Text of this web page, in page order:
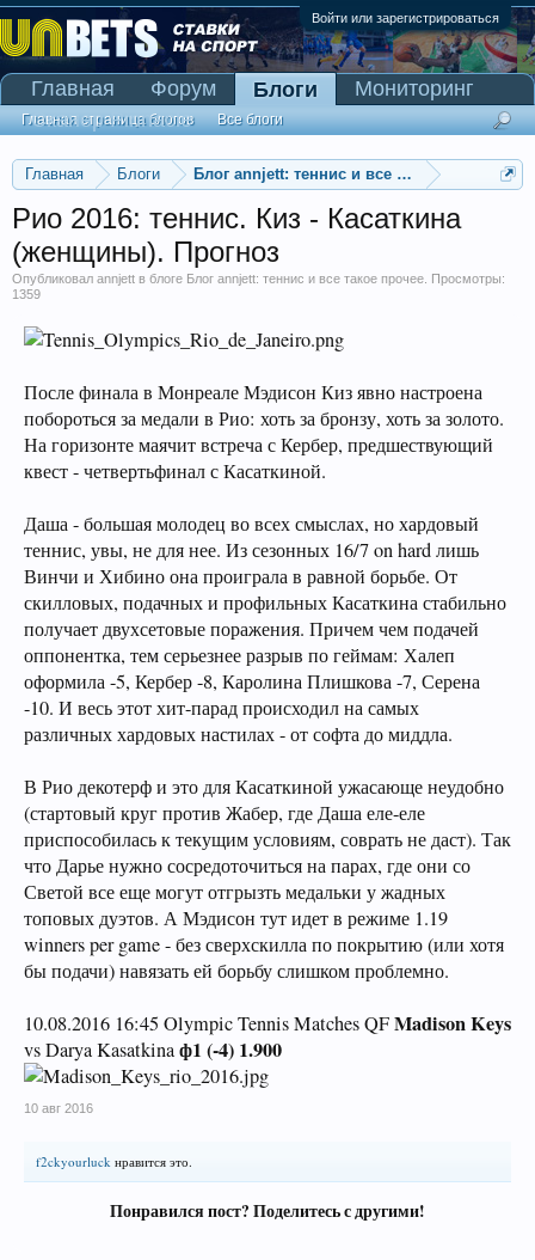
Войти или зарегистрироваться
Главная Блоги Блог annjett: теннис и все такое прочее
Рио 2016: теннис. Киз - Касаткина
(женщины). Прогноз
Опубликовал annjett в блоге Блог annjett: теннис и все такое прочее . Просмотры:
1359
После финала в Монреале Мэдисон Киз явно настроена
побороться за медали в Рио: хоть за бронзу, хоть за золото.
На горизонте маячит встреча с Кербер, предшествующий
квест - четвертьфинал с Касаткиной.
Даша - большая молодец во всех смыслах, но хардовый
теннис, увы, не для нее. Из сезонных 16/7 on hard лишь
Винчи и Хибино она проиграла в равной борьбе. От
скилловых, подачных и профильных Касаткина стабильно
получает двухсетовые поражения. Причем чем подачей
оппонентка, тем серьезнее разрыв по геймам: Халеп
оформила -5, Кербер -8, Каролина Плишкова -7, Серена
-10. И весь этот хит-парад происходил на самых
различных хардовых настилах - от софта до миддла.
В Рио декотерф и это для Касаткиной ужасающе неудобно
(стартовый круг против Жабер, где Даша еле-еле
приспособилась к текущим условиям, соврать не даст). Так
что Дарье нужно сосредоточиться на парах, где они со
Светой все еще могут отгрызть медальки у жадных
топовых дуэтов. А Мэдисон тут идет в режиме 1.19
winners per game - без сверхскилла по покрытию (или хотя
бы подачи) навязать ей борьбу слишком проблемно.
10.08.2016 16:45 Olympic Tennis Matches QFMadison Keys
vs Darya Kasatkinaф1 (-4) 1.900
10 авг 2016
f2ckyourluck нравится это.
Понравился пост? Поделитесь с другими!
Главная Форум Блоги
Главная страница блогов Все блоги
Мониторинг
Сканер Pinnacle